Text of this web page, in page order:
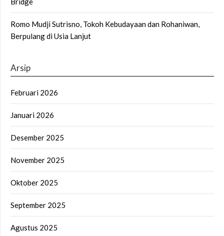
Romo Mudji Sutrisno, Tokoh Kebudayaan dan Rohaniwan,
Berpulang di Usia Lanjut
Arsip
Februari 2026
Januari 2026
Desember 2025
November 2025
Oktober 2025
September 2025
Agustus 2025